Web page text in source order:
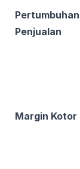
Pertumbuhan
Penjualan
Margin Kotor